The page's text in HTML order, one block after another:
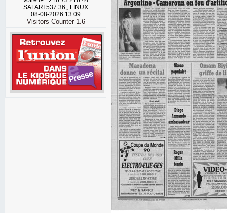
SAFARI 537.36;, LINUX
08-08-2026 13:09
Visitors Counter 1.6